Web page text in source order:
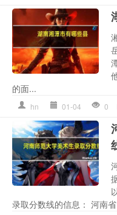
的面...
hn 01-04 0
录取分数线的信息： 河南